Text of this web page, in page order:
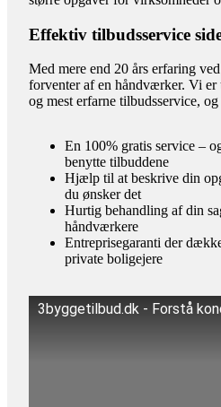
Effektiv tilbudsservice
Med mere end 20 års erfaring
forventer af en håndværker. Vi er
og mest erfarne tilbudsservice,
En 100% gratis service –
benytte tilbuddene
Hjælp til at beskrive din
du ønsker det
Hurtig behandling af din
håndværkere
Entreprisegaranti der
private boligejere
3byggetilbud.dk - Forstå